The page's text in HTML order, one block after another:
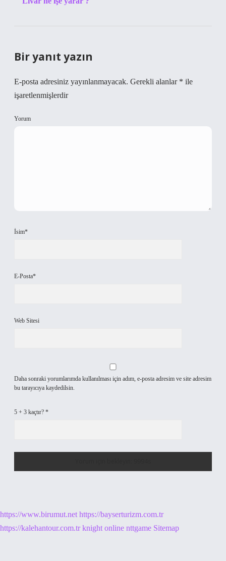
Bir yanıt yazın
E-posta adresiniz yayınlanmayacak. Gerekli alanlar * ile
işaretlenmişlerdir
Yorum
İsim*
E-Posta*
Web Sitesi
Daha sonraki yorumlarımda kullanılması için adım, e-posta adresim ve site adresim
bu tarayıcıya kaydedilsin.
5 + 3 kaçtır? *
https://www.birumut.net https://bayserturizm.com.tr
https://kalehantour.com.tr knight online nttgame Sitemap